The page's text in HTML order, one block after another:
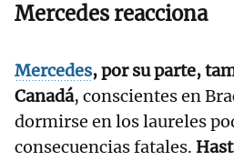
Mercedes reacciona
Mercedes, por su parte,
Canadá, conscientes en
dormirse en los laureles
consecuencias fatales.